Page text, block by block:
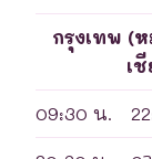
กรุงเทพ (
เ
09:30 น.